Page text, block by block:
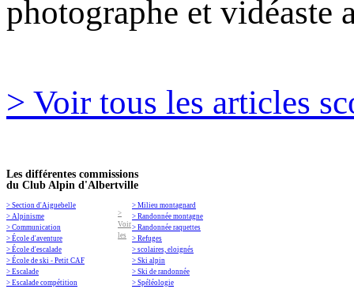
photographe et vidéaste
> Voir tous les articles
Les différentes commissions
du Club Alpin d'Albertville
> Section d'Aiguebelle
> Alpinisme
> Communication
> École d'aventure
> École d'escalade
> École de ski - Petit CAF
> Escalade
> Escalade compétition
> Milieu montagnard
> Randonnée montagne
> Randonnée raquettes
> Refuges
> scolaires, eloignés
> Ski alpin
> Ski de randonnée
> Spéléologie
>
Voir
les